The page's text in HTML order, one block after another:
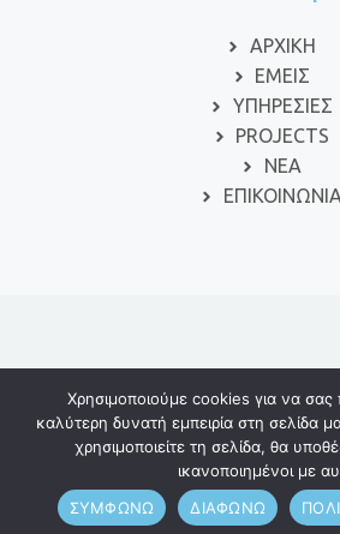
ΑΡΧΙΚΗ
ΕΜΕΙΣ
ΥΠΗΡΕΣΙΕΣ
PROJECTS
ΝΕΑ
ΕΠΙΚΟΙΝΩΝΙΑ
© 2024 ΕΙΔΙΚΗ ΑΓΩΓΗ
Πολιτική απορρήτου Όροι
Χρησιμοποιούμε cookies για να
καλύτερη δυνατή εμπειρία στη σελίδα
χρησιμοποιείτε τη σελίδα, θα
ικανοποιημένοι με
ΣΥΜΦΩΝΩ
ΔΙΑΦΩΝΩ